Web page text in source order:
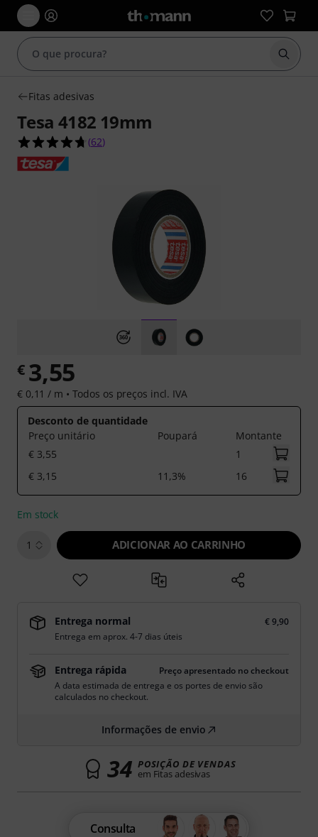
Iniciar
Fitas adesivas
Tesa 4182 19mm
4.7 de 5 estrelas de 62 avaliações de clientes
(62)
€ 3,55
€ 0,11 / m • Todos os preços incl. IVA
Desconto de quantidade
Preço unitário
Poupará
Montante
€ 3,55
1
€ 3,15
11,3% 16
Em stock
1 ADICIONAR AO CARRINHO
Entrega normal
€ 9,90
Entrega em aprox. 4-7 dias úteis
Entrega rápida
Preço apresentado no checkout
A data estimada de entrega e os portes de envio são
calculados no checkout.
Informações de envio
34 POSIÇÃO DE VENDAS
em Fitas adesivas
Consulta